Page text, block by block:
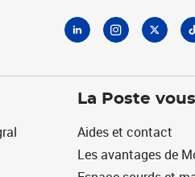
La Poste
Aides et contact
Les avantages de